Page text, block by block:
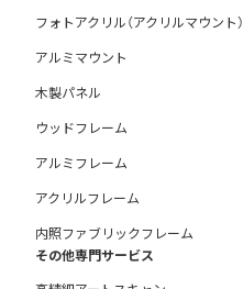
フォトアクリル（アクリルマウント）
アルミマウント
木製パネル
ウッドフレーム
アルミフレーム
アクリルフレーム
内照ファブリックフレーム
その他専門サービス